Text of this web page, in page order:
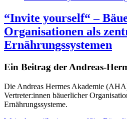
“Invite yourself“ –
Organisationen als
Ernährungssystemen
Ein Beitrag der Andreas-
Die Andreas Hermes Akademie
Vertreter:innen bäuerlicher
Ernährungssysteme.